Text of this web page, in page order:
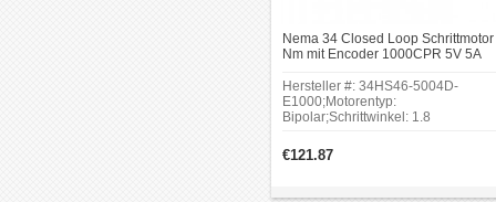
Nema 34 Closed Loop
Nm mit Encoder 1000CPR 5V 5A
mit Encoder
Hersteller #: 34HS46-5004D-
E1000;Motorentyp:
Bipolar;Schrittwinkel: 1.8
8.5Nm(1204oz.in);Stromspannung:
5V;Rahmengröße: 86 x
Φ14mm; Schaftlänge: 37mm;
€121.87